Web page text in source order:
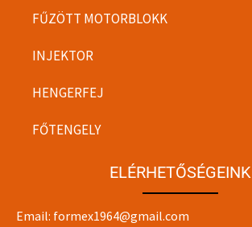
FŰZÖTT MOTORBLOKK
INJEKTOR
HENGERFEJ
FŐTENGELY
ELÉRHETŐSÉGEINK
Email: formex1964@gmail.com